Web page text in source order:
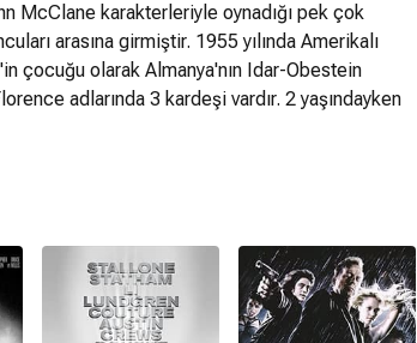
McClane karakterleriyle oynadığı pek çok
arasına girmiştir. 1955 yılında Amerikalı
çocuğu olarak Almanya'nın Idar-Obestein
adlarında 3 kardeşi vardır. 2 yaşındayken
Bruce Willis çocukluk yıllarını New
hisseden Willis, liseden sonra bir süre bir
profesyonel olarak sürdürmek isteyen
Drama okudu, ancak 3. yılında okuldan
fırsatları kovalasa da fazla başarılı olamadı ve
sağladı. Los Angeles'a giderek Hollywood'da
Kuşağı dizilerinde bölüm oyuncusu